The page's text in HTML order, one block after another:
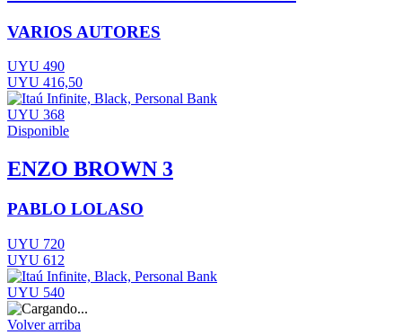
VARIOS AUTORES
UYU 490
UYU 416,50
UYU 368
Disponible
ENZO BROWN 3
PABLO LOLASO
UYU 720
UYU 612
UYU 540
Volver arriba